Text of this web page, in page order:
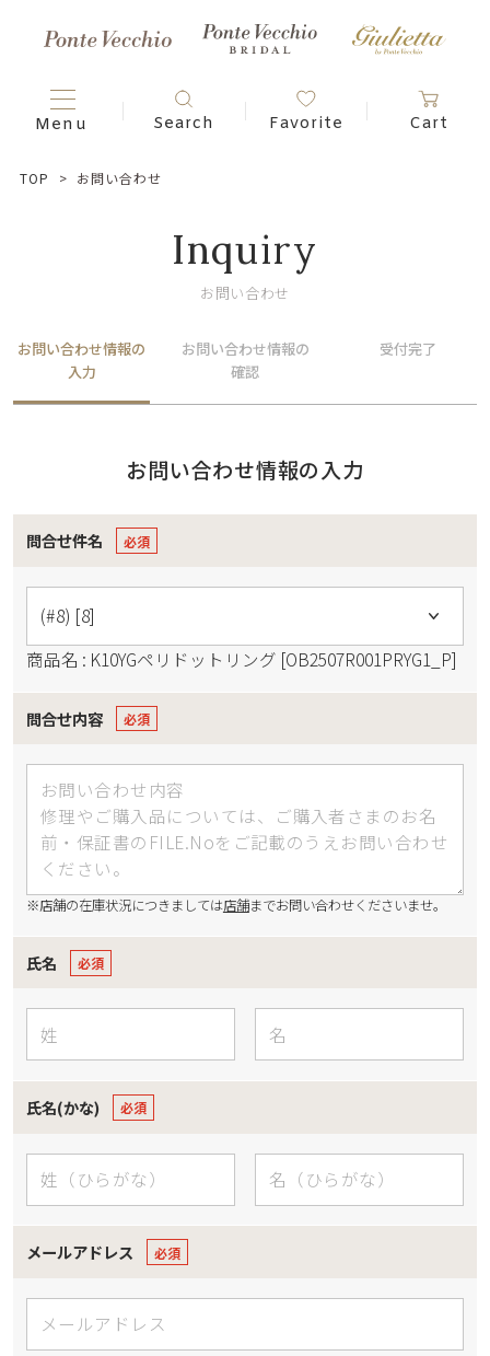
TOP お問い合わせ
Inquiry
お問い合わせ
お問い合わせ情報の
入力
お問い合わせ情報の
確認
受付完了
お問い合わせ情報の入力
問合せ件名
商品名 : K10YGペリドットリング [OB2507R001PRYG1_P]
問合せ内容
※店舗の在庫状況につきましては店舗までお問い合わせくださいませ。
氏名
氏名(かな)
メールアドレス